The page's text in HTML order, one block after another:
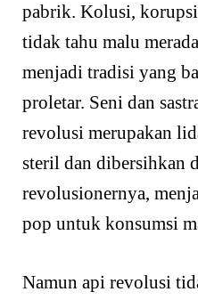
pabrik. Kolusi,
tidak tahu malu
menjadi tradisi yang
proletar. Seni dan
revolusi merupakan
steril dan dibersihkan
revolusionernya,
pop untuk konsumsi
Namun api revolusi